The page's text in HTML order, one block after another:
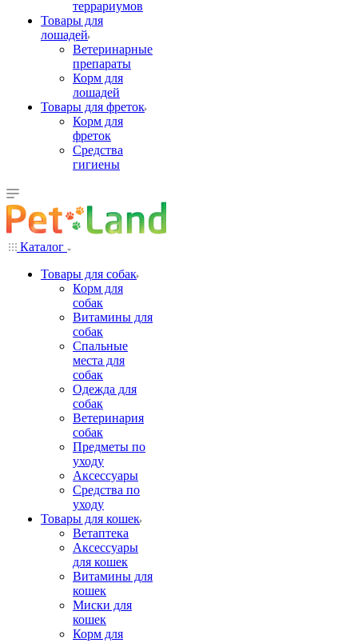
террариумов
Товары для
лошадей
Ветеринарные
препараты
Корм для
лошадей
Товары для фреток
Корм для
фреток
Средства
гигиены
Каталог
Товары для собак
Корм для
собак
Витамины для
собак
Спальные
места для
собак
Одежда для
собак
Ветеринария
собак
Предметы по
уходу
Аксессуары
Средства по
уходу
Товары для кошек
Ветаптека
Аксессуары
для кошек
Витамины для
кошек
Миски для
кошек
Корм для